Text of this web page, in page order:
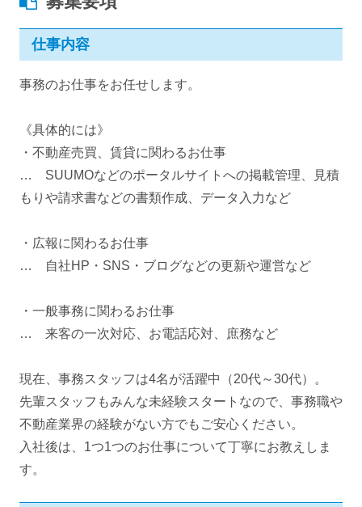
仕事内容
事務のお仕事をお任せします。
《具体的には》
・不動産売買、賃貸に関わるお仕事
… SUUMOなどのポータルサイトへの掲載管理、見積
もりや請求書などの書類作成、データ入力など
・広報に関わるお仕事
… 自社HP・SNS・ブログなどの更新や運営など
・一般事務に関わるお仕事
… 来客の一次対応、お電話応対、庶務など
現在、事務スタッフは4名が活躍中（20代～30代）。
先輩スタッフもみんな未経験スタートなので、事務職や
不動産業界の経験がない方でもご安心ください。
入社後は、1つ1つのお仕事について丁寧にお教えしま
す。